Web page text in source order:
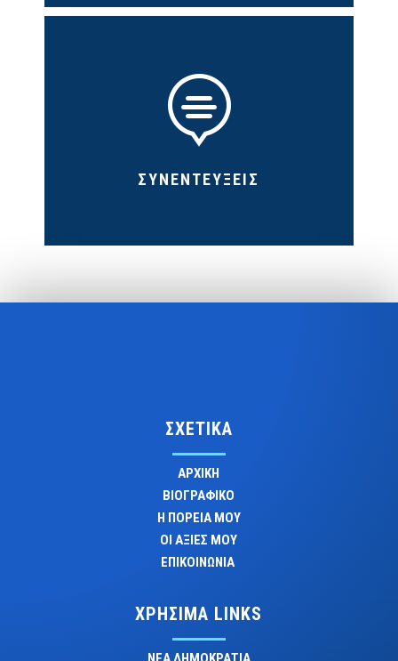

ΣΥΝΕΝΤΕΥΞΕΙΣ
ΣΧΕΤΙΚΑ
ΑΡΧΙΚΗ
ΒΙΟΓΡΑΦΙΚΟ
Η ΠΟΡΕΙΑ ΜΟΥ
ΟΙ ΑΞΙΕΣ ΜΟΥ
ΕΠΙΚΟΙΝΩΝΙΑ
ΧΡΗΣΙΜΑ LINKS